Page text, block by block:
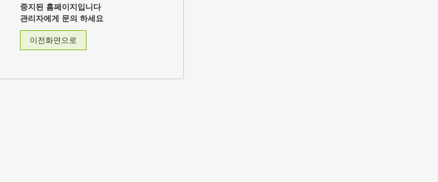
중지된 홈페이지입니다
관리자에게 문의 하세요
이전화면으로